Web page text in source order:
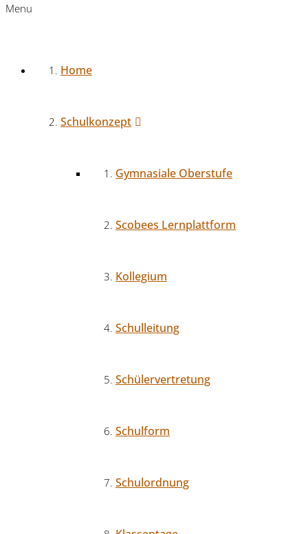
Menu
Home
Schulkonzept
Gymnasiale Oberstufe
Scobees Lernplattform
Kollegium
Schulleitung
Schülervertretung
Schulform
Schulordnung